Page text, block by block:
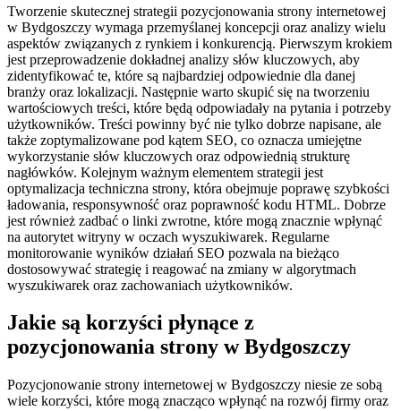
Tworzenie skutecznej strategii pozycjonowania strony internetowej
w Bydgoszczy wymaga przemyślanej koncepcji oraz analizy wielu
aspektów związanych z rynkiem i konkurencją. Pierwszym krokiem
jest przeprowadzenie dokładnej analizy słów kluczowych, aby
zidentyfikować te, które są najbardziej odpowiednie dla danej
branży oraz lokalizacji. Następnie warto skupić się na tworzeniu
wartościowych treści, które będą odpowiadały na pytania i potrzeby
użytkowników. Treści powinny być nie tylko dobrze napisane, ale
także zoptymalizowane pod kątem SEO, co oznacza umiejętne
wykorzystanie słów kluczowych oraz odpowiednią strukturę
nagłówków. Kolejnym ważnym elementem strategii jest
optymalizacja techniczna strony, która obejmuje poprawę szybkości
ładowania, responsywność oraz poprawność kodu HTML. Dobrze
jest również zadbać o linki zwrotne, które mogą znacznie wpłynąć
na autorytet witryny w oczach wyszukiwarek. Regularne
monitorowanie wyników działań SEO pozwala na bieżąco
dostosowywać strategię i reagować na zmiany w algorytmach
wyszukiwarek oraz zachowaniach użytkowników.
Jakie są korzyści płynące z
pozycjonowania strony w Bydgoszczy
Pozycjonowanie strony internetowej w Bydgoszczy niesie ze sobą
wiele korzyści, które mogą znacząco wpłynąć na rozwój firmy oraz